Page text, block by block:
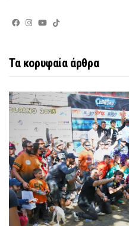
Τα κορυφαία άρθρα